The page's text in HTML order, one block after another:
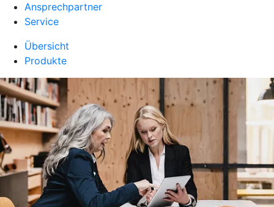
Ansprechpartner
Service
Übersicht
Produkte